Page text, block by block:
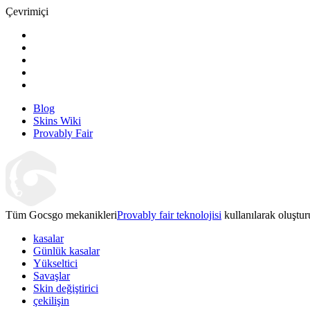
Çevrimiçi
Blog
Skins Wiki
Provably Fair
Tüm Gocsgo mekanikleriProvably fair teknolojisi kullanılarak
kasalar
Günlük kasalar
Yükseltici
Savaşlar
Skin değiştirici
çekilişin